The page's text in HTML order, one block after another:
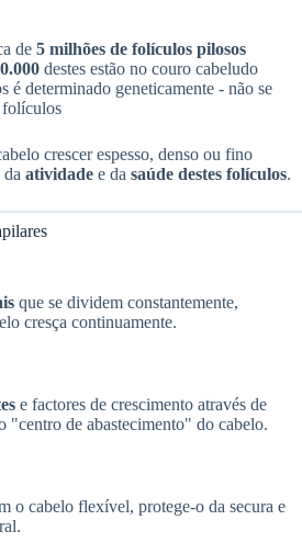
de 5 milhões de folículos pilosos
destes estão no couro cabeludo
é determinado geneticamente - não se
folículos
crescer espesso, denso ou fino
atividade e da saúde destes folículos.
que se dividem constantemente,
cresça continuamente.
e factores de crescimento através de
"centro de abastecimento" do cabelo.
o cabelo flexível, protege-o da secura e